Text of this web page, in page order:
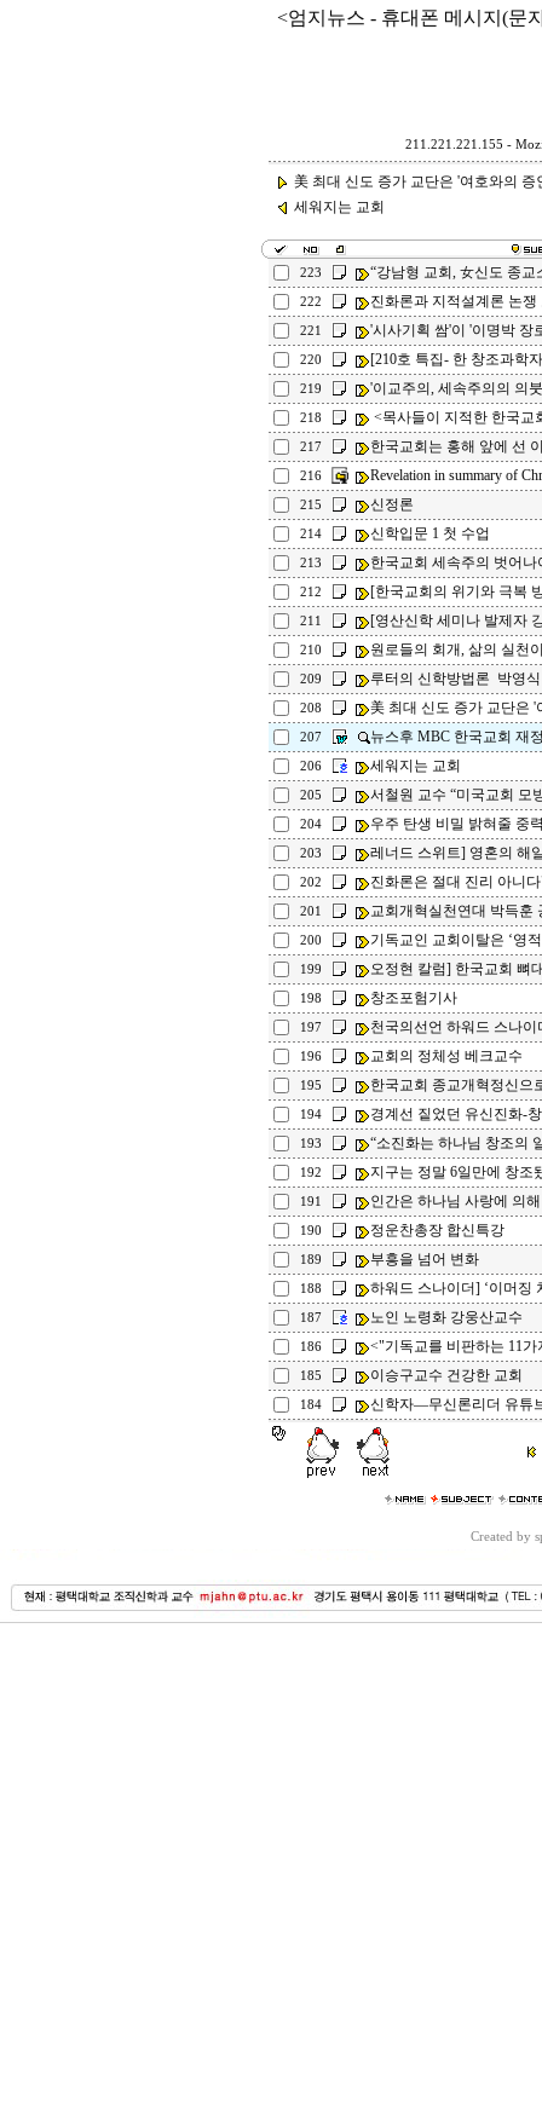
<엄지뉴스 - 휴대폰 메시지(문
211.221.221.155 -
美 최대 신도 증가 교단은 '여호와의 증
세워지는 교회
223 “강남형 교회, 女신도 종교
222 진화론과 지적설계론 논쟁
221 '시사기획 쌈'이 '이명박 장
220 [210호 특집- 한 창조과학
219 '이교주의, 세속주의의 의
218 <목사들이 지적한 한국교
217 한국교회는 홍해 앞에 선
216 Revelation in summary of
215 신정론
214 신학입문 1 첫 수업
213 한국교회 세속주의 벗어나
212 [한국교회의 위기와 극복
211 [영산신학 세미나 발제자
210 원로들의 회개, 삶의 실천
209 루터의 신학방법론 박영식
208 美 최대 신도 증가 교단은 '
207 뉴스후 MBC 한국교회 재
206 세워지는 교회
205 서철원 교수 “미국교회 모
204 우주 탄생 비밀 밝혀줄 중
203 레너드 스위트] 영혼의 해
202 진화론은 절대 진리 아니
201 교회개혁실천연대 박득훈
200 기독교인 교회이탈은 ‘영
199 오정현 칼럼] 한국교회 뼈
198 창조포험기사
197 천국의선언 하워드 스나이
196 교회의 정체성 베크교수
195 한국교회 종교개혁정신으
194 경계선 짙었던 유신진화-
193 “소진화는 하나님 창조의
192 지구는 정말 6일만에 창조
191 인간은 하나님 사랑에 의
190 정운찬총장 합신특강
189 부흥을 넘어 변화
188 하워드 스나이더] ‘이머징
187 노인 노령화 강웅산교수
186 <"기독교를 비판하는 11가
185 이승구교수 건강한 교회
184 신학자―무신론리더 유튜
Created by